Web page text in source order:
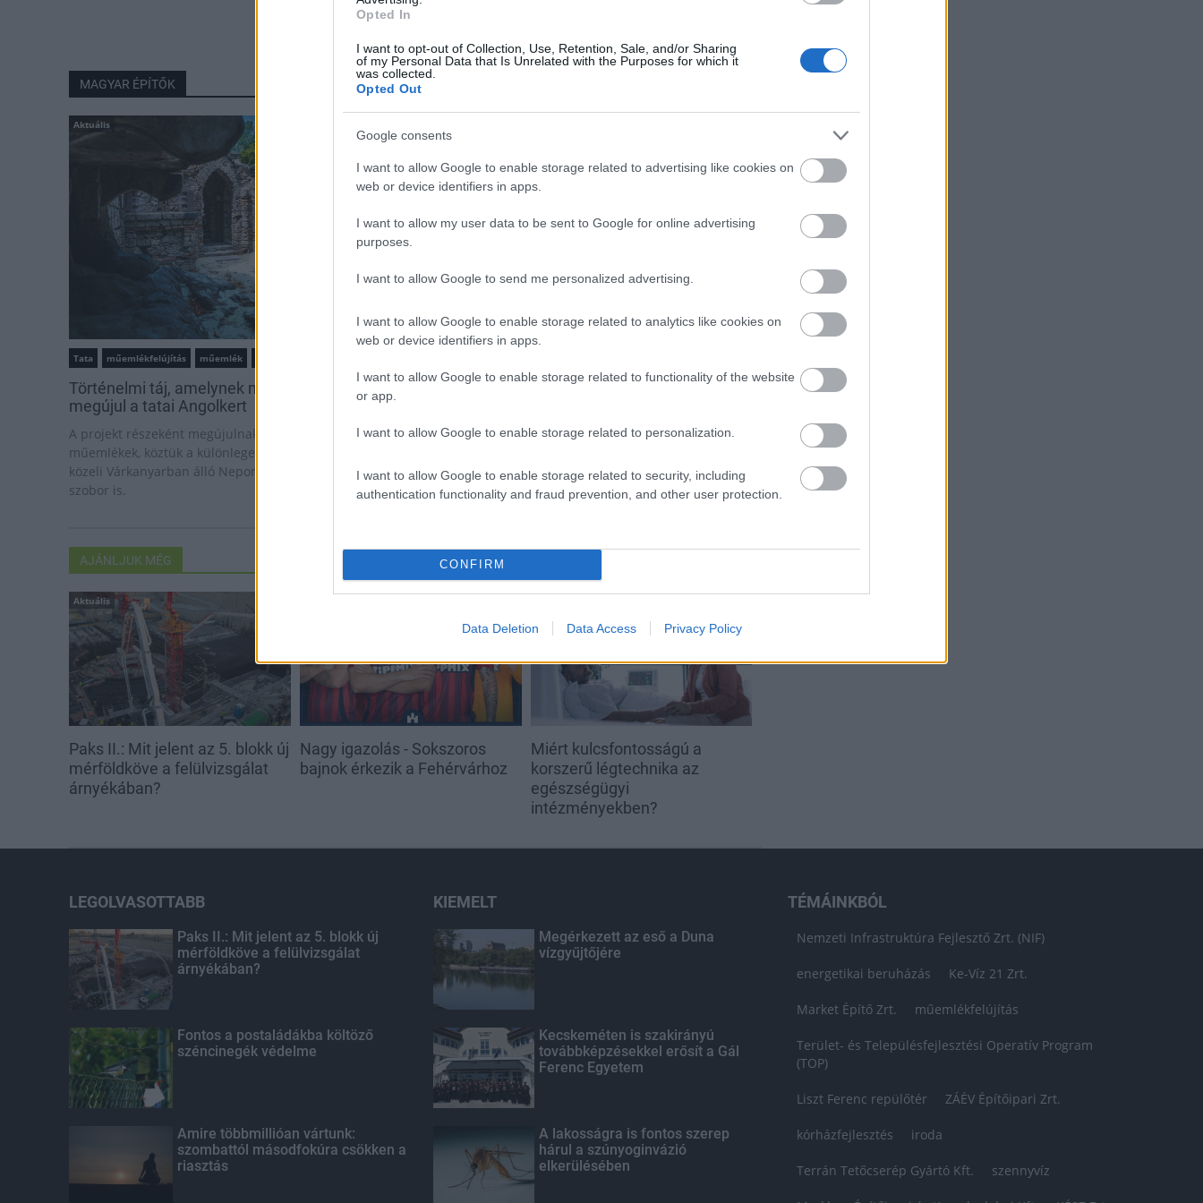
Opted In
I want to opt-out of Collection, Use, Retention, Sale, and/or Sharing
of my Personal Data that Is Unrelated with the Purposes for which it
was collected.
Opted Out
Google consents
I want to allow Google to enable storage related to advertising like cookies on
web or device identifiers in apps.
I want to allow my user data to be sent to Google for online advertising
purposes.
I want to allow Google to send me personalized advertising.
I want to allow Google to enable storage related to analytics like cookies on
web or device identifiers in apps.
I want to allow Google to enable storage related to functionality of the website
or app.
I want to allow Google to enable storage related to personalization.
I want to allow Google to enable storage related to security, including
authentication functionality and fraud prevention, and other user protection.
CONFIRM
Data Deletion Data Access Privacy Policy
MAGYAR ÉPÍTŐK
Aktuális
Tata műemlékfelújítás műemlék
Történelmi táj, amelynek minden köve mesél –
megújul a tatai Angolkert
A projekt részeként megújulnak a területen található
műemlékek, köztük a különleges Műromok, valamint a
közeli Várkanyarban álló Nepomuki Szent János híd és
szobor is.
Új gyalogosátkelők és jelzőlámpás
Másfélszeresére bővítik
Hódmezővásárhely jó hírű
be a Flórián téri felüljárón
AJÁNLJUK MÉG
Aktuális
Paks II.: Mit jelent az 5. blokk új
mérföldköve a felülvizsgálat
árnyékában?
Nagy igazolás - Sokszoros
bajnok érkezik a Fehérvárhoz
Miért kulcsfontosságú a
korszerű légtechnika az
egészségügyi
intézményekben?
LEGOLVASOTTABB
Paks II.: Mit jelent az 5. blokk új
mérföldköve a felülvizsgálat
árnyékában?
Fontos a postaládákba költöző
széncinegék védelme
Amire többmillióan vártunk:
szombattól másodfokúra csökken a
riasztás
KIEMELT
Megérkezett az eső a Duna
vízgyűjtőjére
Kecskeméten is szakirányú
továbbképzésekkel erősít a Gál
Ferenc Egyetem
A lakosságra is fontos szerep
hárul a szúnyoginvázió
elkerülésében
TÉMÁINKBÓL
Nemzeti Infrastruktúra Fejlesztő Zrt. (NIF)
energetikai beruházás Ke-Víz 21 Zrt.
Market Építő Zrt. műemlékfelújítás
Terület- és Településfejlesztési Operatív Program
(TOP)
Liszt Ferenc repülőtér ZÁÉV Építőipari Zrt.
kórházfejlesztés iroda
Terrán Tetőcserép Gyártó Kft. szennyvíz